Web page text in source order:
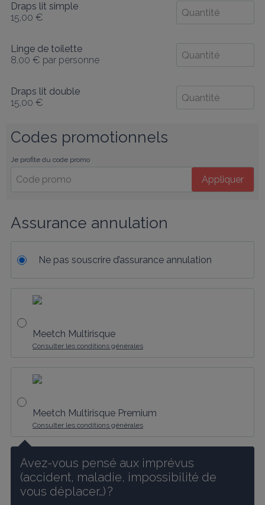
Draps lit simple
15,00 €
Linge de toilette
8,00 € par personne
Draps lit double
15,00 €
Codes promotionnels
Je profite du code promo
Appliquer
Assurance annulation
Ne pas souscrire d’assurance annulation
Meetch Multirisque
Consulter les conditions générales
Meetch Multirisque Premium
Consulter les conditions générales
Avez-vous pensé aux imprévus
(accident, maladie, impossibilité de
vous déplacer…) ?